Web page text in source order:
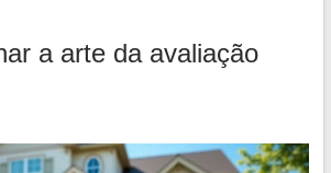
a arte da avaliação